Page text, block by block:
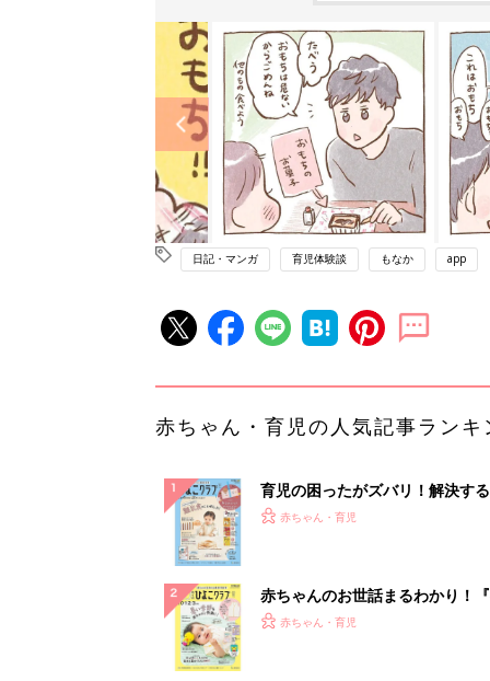
日記・マンガ 育児体験談 もなか app
赤ちゃん・育児の人気記事ランキ
育児の困ったがズバリ！解決す
『ひよこクラブ 秋号』 4カ月
赤ちゃん・育児
赤ちゃんのお世話まるわかり！
てのひよこクラブ 夏号』〈巻頭
赤ちゃん・育児